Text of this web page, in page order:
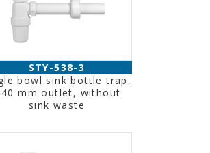
STY-538-3
bowl sink bottle trap,
mm outlet, without
sink waste